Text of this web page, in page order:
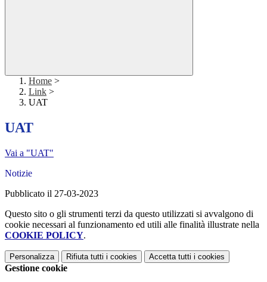
Home >
Link >
UAT
UAT
Vai a "UAT"
Notizie
Pubblicato il 27-03-2023
Questo sito o gli strumenti terzi da questo utilizzati si avvalgono di
cookie necessari al funzionamento ed utili alle finalità illustrate nella
COOKIE POLICY.
Personalizza Rifiuta tutti i cookies Accetta tutti i cookies
Gestione cookie